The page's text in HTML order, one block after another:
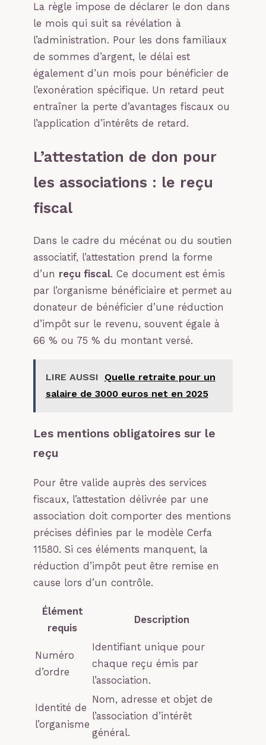
La règle impose de déclarer le don dans
le mois qui suit sa révélation à
l’administration. Pour les dons familiaux
de sommes d’argent, le délai est
également d’un mois pour bénéficier de
l’exonération spécifique. Un retard peut
entraîner la perte d’avantages fiscaux ou
l’application d’intérêts de retard.
L’attestation de don pour
les associations : le reçu
fiscal
Dans le cadre du mécénat ou du soutien
associatif, l’attestation prend la forme
d’un reçu fiscal. Ce document est émis
par l’organisme bénéficiaire et permet au
donateur de bénéficier d’une réduction
d’impôt sur le revenu, souvent égale à
66 % ou 75 % du montant versé.
LIRE AUSSI
Quelle retraite pour un
salaire de 3000 euros net en 2025
Les mentions obligatoires sur le
reçu
Pour être valide auprès des services
fiscaux, l’attestation délivrée par une
association doit comporter des mentions
précises définies par le modèle Cerfa
11580. Si ces éléments manquent, la
réduction d’impôt peut être remise en
cause lors d’un contrôle.
Élément
requis
Description
Numéro
d’ordre
Identifiant unique pour
chaque reçu émis par
l’association.
Identité de
l’organisme
Nom, adresse et objet de
l’association d’intérêt
général.